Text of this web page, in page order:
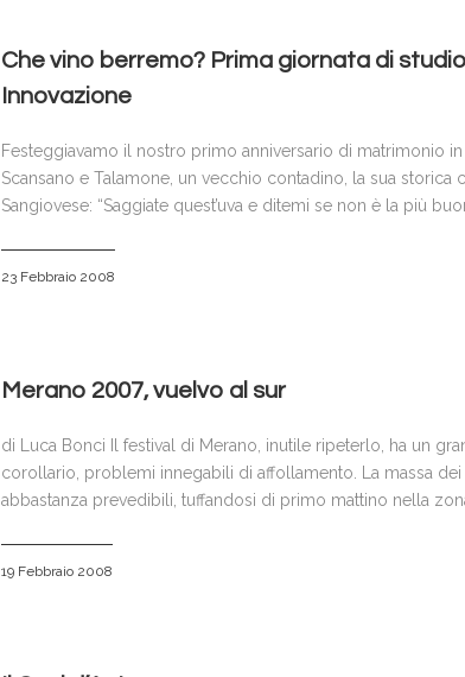
Che vino berremo? Prima giornata di
Innovazione
Festeggiavamo il nostro primo anniversario di matrimonio
Scansano e Talamone, un vecchio contadino, la sua storica
Sangiovese: “Saggiate quest’uva e ditemi se non è la più
23 Febbraio 2008
Merano 2007, vuelvo al sur
di Luca Bonci Il festival di Merano, inutile ripeterlo, ha un
corollario, problemi innegabili di affollamento. La massa
abbastanza prevedibili, tuffandosi di primo mattino nella
19 Febbraio 2008